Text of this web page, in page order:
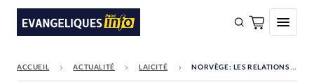
FAIRE UN DON
ACCUEIL ACTUALITÉ LAICITÉ NORVÈGE: LES RELATIONS ENTRE L’ÉGLISE ET L’ÉTAT REMISES EN QUESTION